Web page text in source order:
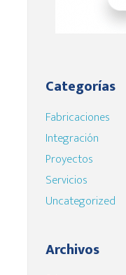
Categorías
Fabricaciones
Integración
Proyectos
Servicios
Uncategorized
Archivos